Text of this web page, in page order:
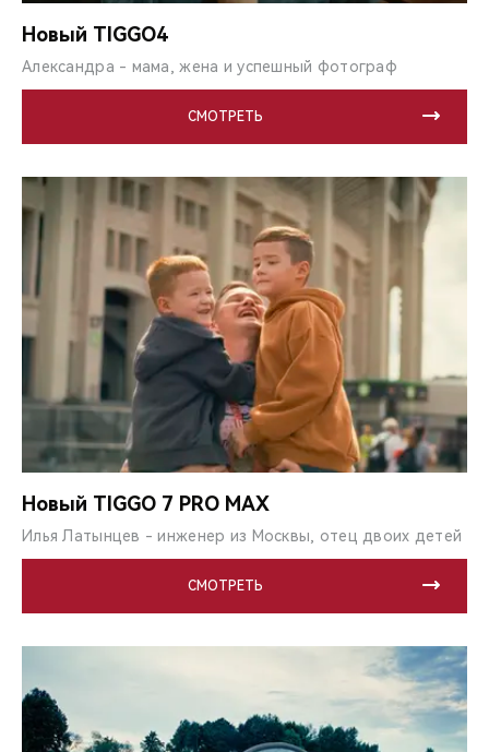
CHERY И СПОРТ
CHERY ДЛЯ ДЕТЕЙ
Новый TIGGO4
Александра - мама, жена и успешный фотограф
СМОТРЕТЬ
Новый TIGGO 7 PRO MAX
Илья Латынцев - инженер из Москвы, отец двоих детей
СМОТРЕТЬ